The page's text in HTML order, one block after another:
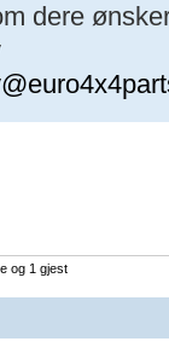
dere
og 1 gjest